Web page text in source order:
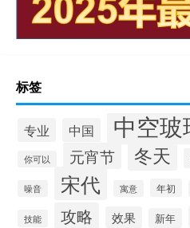
标签
专业 中国 中空玻
你可以 元宵节 冬天
噪音 宋代 寓意 年初
技能 攻略 效果 新年